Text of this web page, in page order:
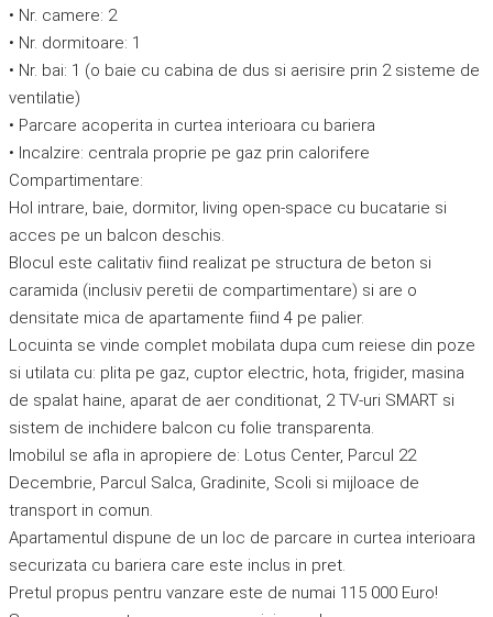
• Nr. camere: 2
• Nr. dormitoare: 1
• Nr. bai: 1 (o baie cu cabina de dus si aerisire prin 2 sisteme de
ventilatie)
• Parcare acoperita in curtea interioara cu bariera
• Incalzire: centrala proprie pe gaz prin calorifere
Compartimentare:
Hol intrare, baie, dormitor, living open-space cu bucatarie si
acces pe un balcon deschis.
Blocul este calitativ fiind realizat pe structura de beton si
caramida (inclusiv peretii de compartimentare) si are o
densitate mica de apartamente fiind 4 pe palier.
Locuinta se vinde complet mobilata dupa cum reiese din poze
si utilata cu: plita pe gaz, cuptor electric, hota, frigider, masina
de spalat haine, aparat de aer conditionat, 2 TV-uri SMART si
sistem de inchidere balcon cu folie transparenta.
Imobilul se afla in apropiere de: Lotus Center, Parcul 22
Decembrie, Parcul Salca, Gradinite, Scoli si mijloace de
transport in comun.
Apartamentul dispune de un loc de parcare in curtea interioara
securizata cu bariera care este inclus in pret.
Pretul propus pentru vanzare este de numai 115 000 Euro!